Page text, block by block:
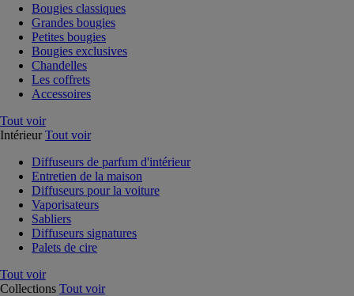
Bougies classiques
Grandes bougies
Petites bougies
Bougies exclusives
Chandelles
Les coffrets
Accessoires
Tout voir
Intérieur Tout voir
Diffuseurs de parfum d'intérieur
Entretien de la maison
Diffuseurs pour la voiture
Vaporisateurs
Sabliers
Diffuseurs signatures
Palets de cire
Tout voir
Collections Tout voir